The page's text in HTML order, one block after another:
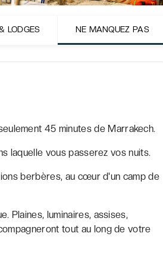
LODGES NE MANQUEZ PAS
45 minutes de Marrakech.
laquelle vous passerez vos nuits.
berbères, au cœur d'un camp de
Plaines, luminaires, assises,
tout au long de votre